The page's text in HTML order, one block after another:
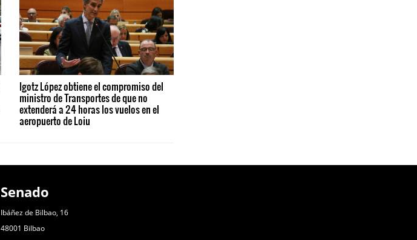
Igotz López obtiene el compromiso del
ministro de Transportes de que no
extenderá a 24 horas los vuelos en el
aeropuerto de Loiu
Senado
Ibáñez de Bilbao, 16
48001 Bilbao